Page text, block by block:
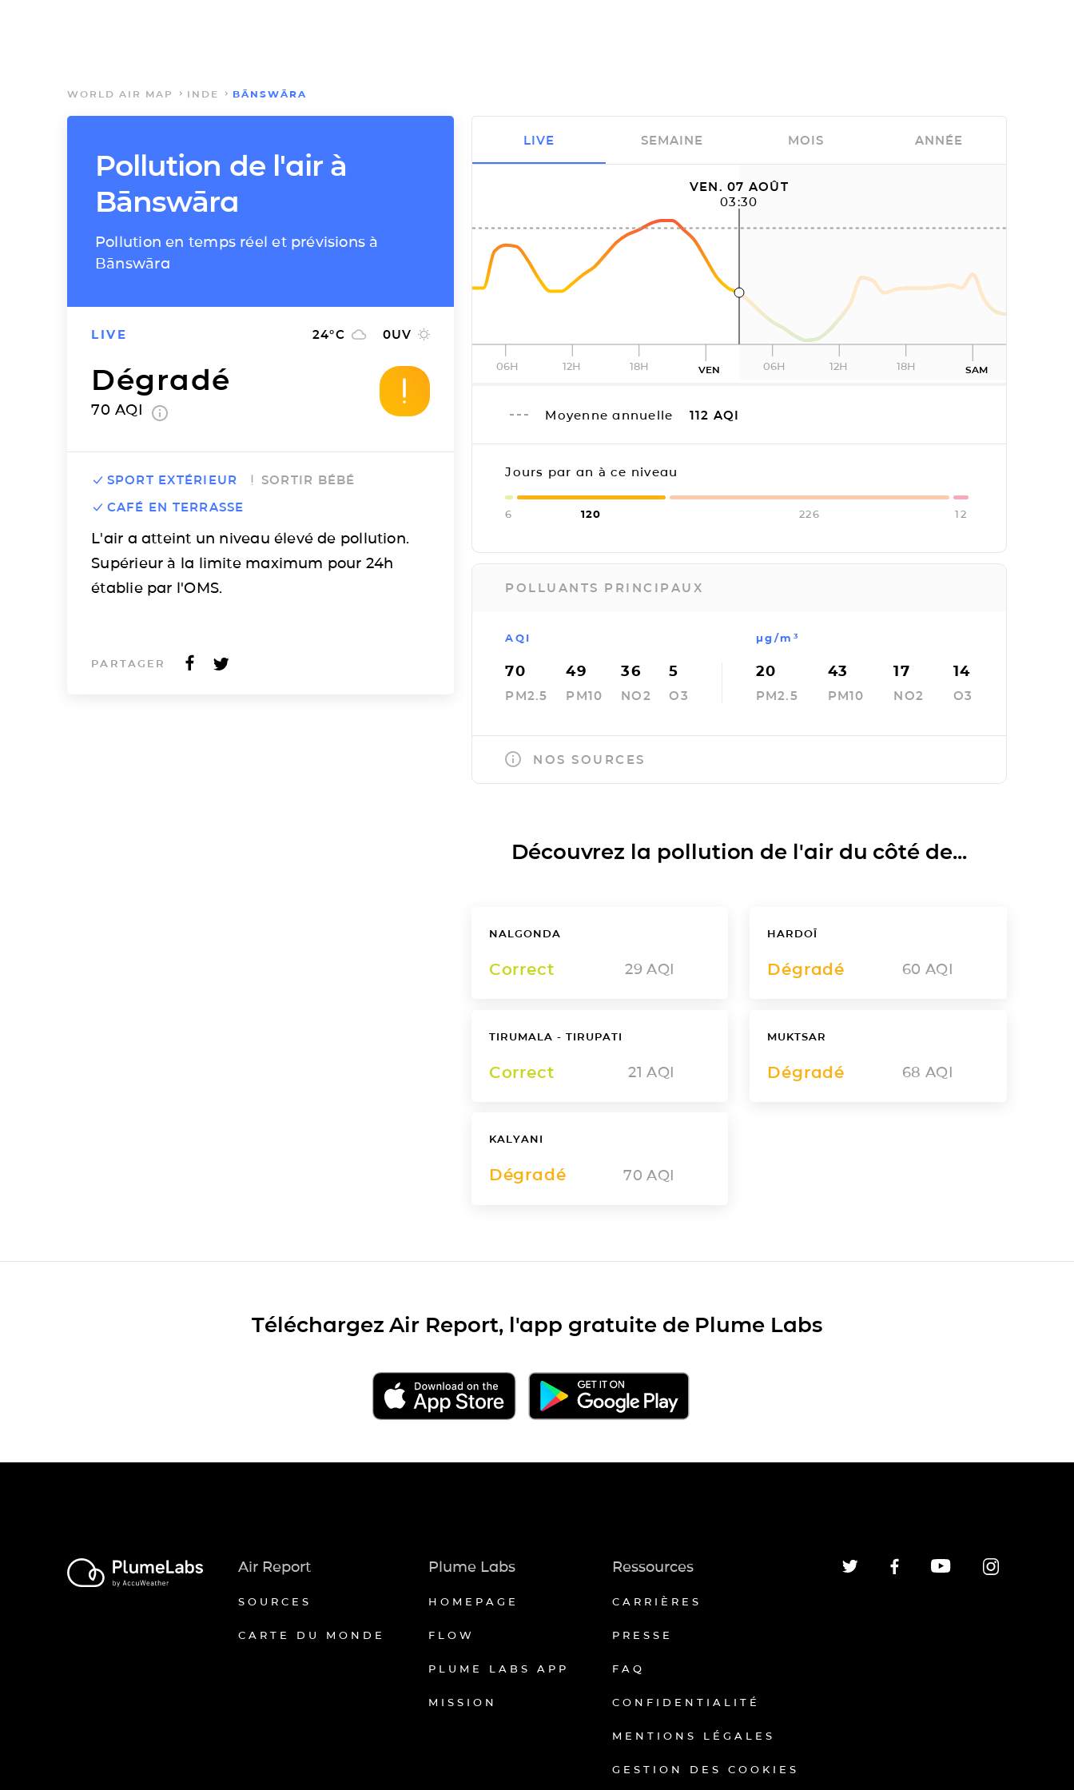
WORLD AIR MAP INDE BĀNSWĀRA
Pollution de l'air à
Bānswāra
Pollution en temps réel et prévisions à
Bānswāra
LIVE 24°C 0UV
Dégradé
70 AQI
SPORT EXTÉRIEUR
SORTIR BÉBÉ
CAFÉ EN TERRASSE
L'air a atteint un niveau élevé de pollution.
Supérieur à la limite maximum pour 24h
établie par l'OMS.
PARTAGER
VEN. 07 AOÛT
03:30
06H 12H 18H VEN 06H 12H 18H SAM
Moyenne annuelle 112 AQI
Jours par an à ce niveau
6 120 226 12
POLLUANTS PRINCIPAUX
AQI
70
PM2.5
49
PM10
36
NO2
5
O3
µg/m³
20
PM2.5
43
PM10
17
NO2
14
O3
NOS SOURCES
LIVE SEMAINE MOIS ANNÉE
Découvrez la pollution de l'air du côté de...
NALGONDA
Correct 29 AQI
HARDOĪ
Dégradé 60 AQI
TIRUMALA - TIRUPATI
Correct 21 AQI
MUKTSAR
Dégradé 68 AQI
KALYANI
Dégradé 70 AQI
Téléchargez Air Report, l'app gratuite de Plume Labs
Air Report
SOURCES
CARTE DU MONDE
Plume Labs
HOMEPAGE
FLOW
PLUME LABS APP
MISSION
Ressources
CARRIÈRES
PRESSE
FAQ
CONFIDENTIALITÉ
MENTIONS LÉGALES
GESTION DES COOKIES